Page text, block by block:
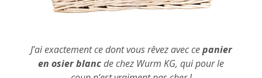
J’ai exactement ce dont vous rêvez avec cepanier
en osier blancde chez Wurm KG, qui pour le